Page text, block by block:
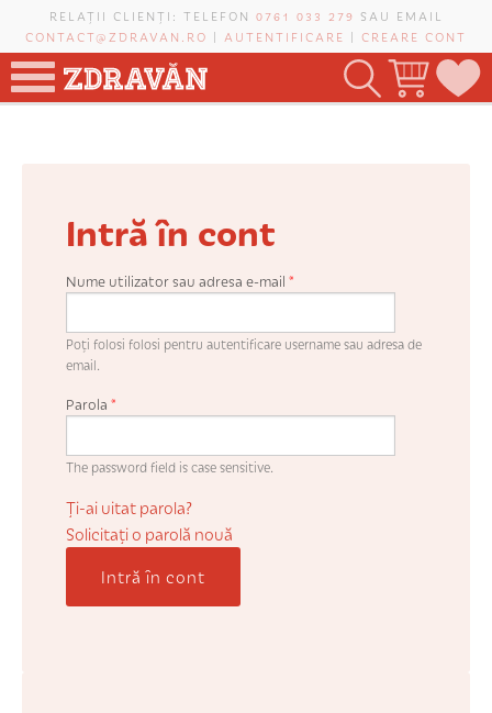
Mergi la conţinutul principal
RELAȚII CLIENȚI: TELEFON 0761 033 279 SAU EMAIL
CONTACT@ZDRAVAN.RO | AUTENTIFICARE | CREARE CONT
VIȚĂ-DE-VIE
Intră în cont
Nume utilizator sau adresa e-mail *
Poți folosi folosi pentru autentificare username sau adresa de
email.
Parola *
The password field is case sensitive.
Ți-ai uitat parola?
Solicitaţi o parolă nouă
Intră în cont